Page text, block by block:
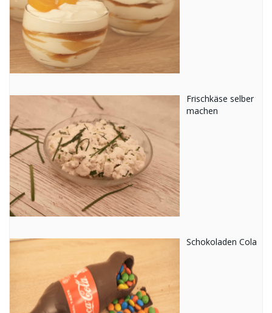
Frischkäse selber
machen
Schokoladen Cola